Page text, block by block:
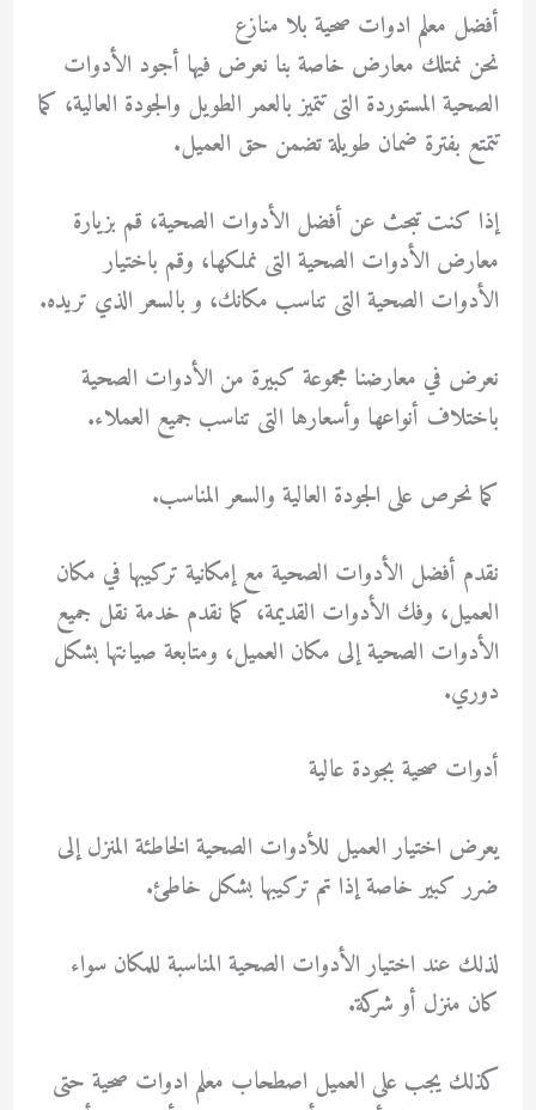
أفضل معلم ادوات صحية بلا منازع
نحن نمتلك معارض خاصة بنا نعرض فيها أجود الأدوات
الصحية المستوردة التى تتميز بالعمر الطويل والجودة العالية، كما
تتمتع بفترة ضمان طويلة تضمن حق العميل.
إذا كنت تبحث عن أفضل الأدوات الصحية، قم بزيارة
معارض الأدوات الصحية التى نملكها، وقم باختيار
الأدوات الصحية التى تناسب مكانك، و بالسعر الذي تريده.
نعرض في معارضنا مجموعة كبيرة من الأدوات الصحية
باختلاف أنواعها وأسعارها التى تناسب جميع العملاء.
كما نحرص على الجودة العالية والسعر المناسب.
نقدم أفضل الأدوات الصحية مع إمكانية تركيبها في مكان
العميل، وفك الأدوات القديمة، كما نقدم خدمة نقل جميع
الأدوات الصحية إلى مكان العميل، ومتابعة صيانتها بشكل
دوري.
أدوات صحية بجودة عالية
يعرض اختيار العميل للأدوات الصحية الخاطئة المنزل إلى
ضرر كبير خاصة إذا تم تركيبها بشكل خاطئ.
لذلك عند اختيار الأدوات الصحية المناسبة للمكان سواء
كان منزل أو شركة.
كذلك يجب على العميل اصطحاب معلم ادوات صحيةحتى